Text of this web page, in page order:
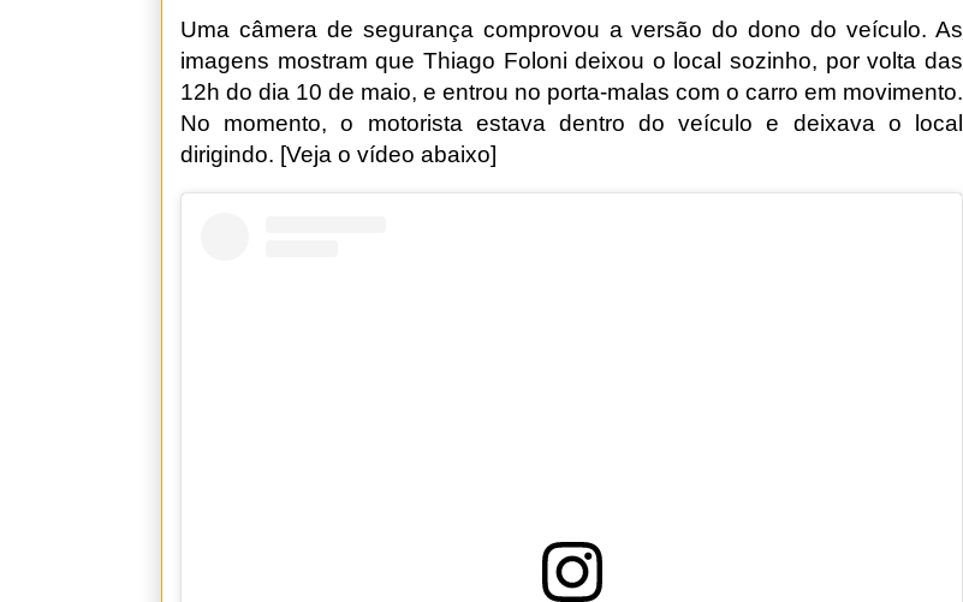
Uma câmera de segurança comprovou a versão do dono do veículo. As
imagens mostram que Thiago Foloni deixou o local sozinho, por volta das
12h do dia 10 de maio, e entrou no porta-malas com o carro em movimento.
No momento, o motorista estava dentro do veículo e deixava o local
dirigindo. [Veja o vídeo abaixo]